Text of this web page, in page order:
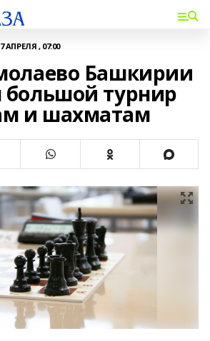
7 АПРЕЛЯ , 07:00
Башкирии
большой турнир
и шахматам